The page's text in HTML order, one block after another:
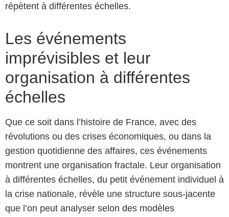
répètent à différentes échelles.
Les événements
imprévisibles et leur
organisation à différentes
échelles
Que ce soit dans l’histoire de France, avec des
révolutions ou des crises économiques, ou dans la
gestion quotidienne des affaires, ces événements
montrent une organisation fractale. Leur organisation
à différentes échelles, du petit événement individuel à
la crise nationale, révèle une structure sous-jacente
que l’on peut analyser selon des modèles